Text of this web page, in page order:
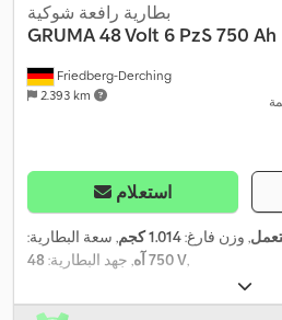
Friedberg-Derching
2.393 km
بطارية رافعة شوكية
GRUMA48 Volt 6 PzS 750 Ah
استعلام
, وزن فارغ:1.014 كجم
, سعة البطارية:
750 آه
, جهد البطارية: 48 V,